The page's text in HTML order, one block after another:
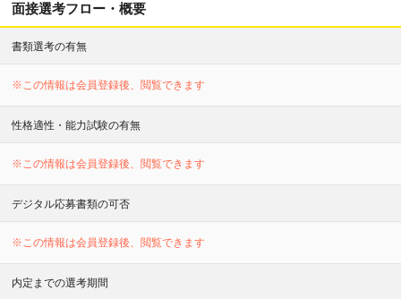
面接選考フロー・概要
書類選考の有無
※この情報は会員登録後、閲覧できます
性格適性・能力試験の有無
※この情報は会員登録後、閲覧できます
デジタル応募書類の可否
※この情報は会員登録後、閲覧できます
内定までの選考期間